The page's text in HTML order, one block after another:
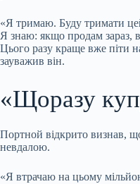
«Я тримаю. Буду тримати
Я знаю: якщо продам зараз,
Цього разу краще вже піти
зауважив він.
«Щоразу
Портной відкрито визнав,
невдалою.
«Я втрачаю на цьому